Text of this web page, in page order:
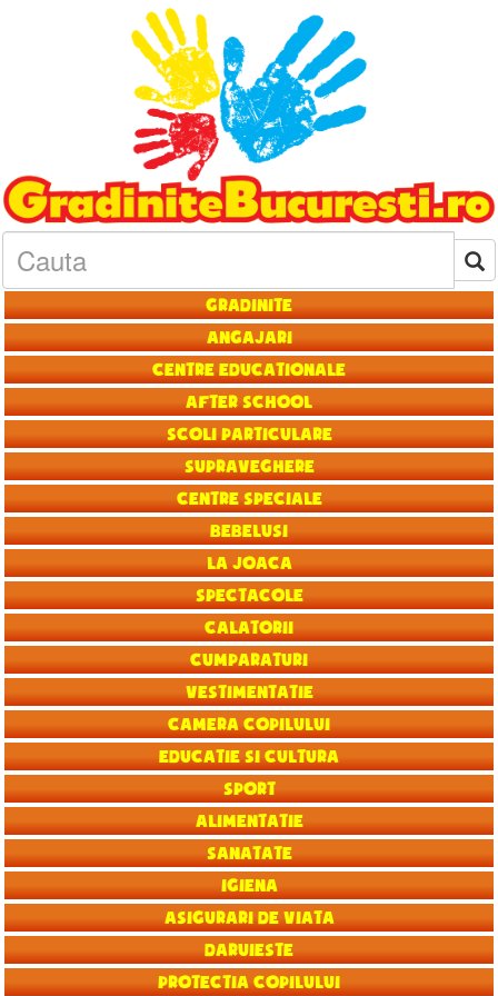
Gradinite
Angajari
Centre educationale
After School
Scoli particulare
Supraveghere
Centre speciale
Bebelusi
La joaca
Spectacole
Calatorii
Cumparaturi
Vestimentatie
Camera copilului
Educatie si Cultura
Sport
Alimentatie
Sanatate
Igiena
Asigurari de viata
Daruieste
Protectia copilului